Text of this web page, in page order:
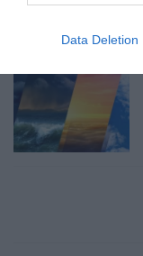
Data Deletion